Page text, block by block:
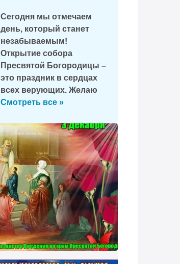
Сегодня мы отмечаем
день, который станет
незабываемым!
Открытие собора
Пресвятой Богородицы –
это праздник в сердцах
всех верующих. Желаю
всем наилучшего в этот
Смотреть все »